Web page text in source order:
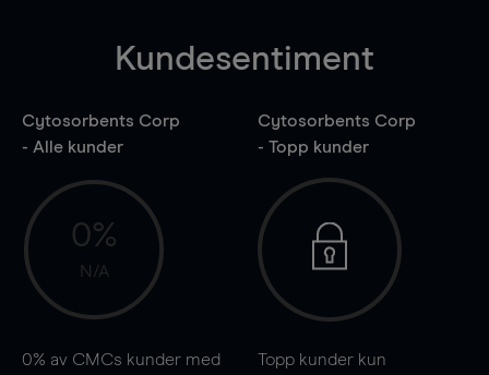
Kundesentiment
Cytosorbents Corp
- Alle kunder
0%
N/A
0% av CMCs kunder med
Cytosorbents Corp
- Topp kunder
Topp kunder kun